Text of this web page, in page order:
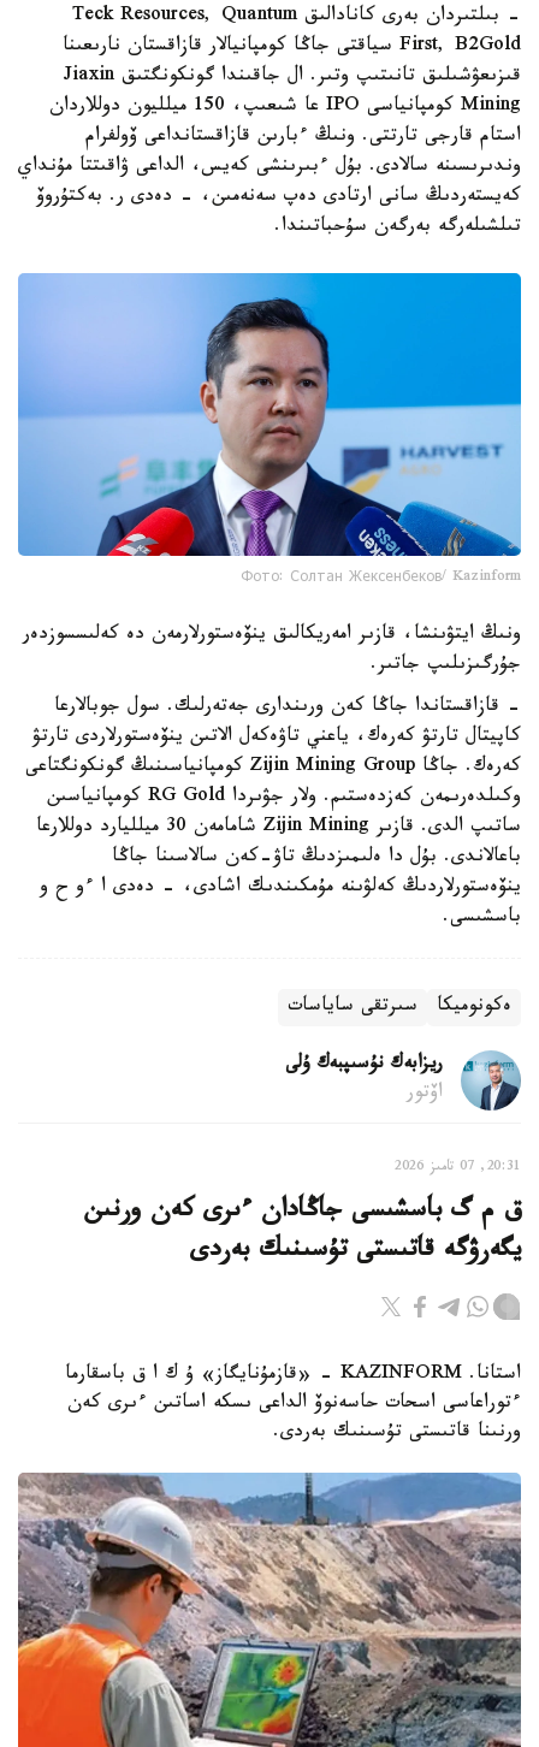
- بىلتىردان بەرى كانادالىق Teck Resources, Quantum
First, B2Gold سياقتى جاڭا كومپانيالار قازاقستان نارىعىنا
قىزىعۋشىلىق تانىتىپ وتىر. ال جاقىندا گونكونگتىق Jiaxin
Mining كومپانياسى IPO عا شىعىپ، 150 ميلليون دوللاردان
استام قارجى تارتتى. ونىڭ ءبارىن قازاقستانداعى ۆولفرام
وندىرىسىنە سالادى. بۇل ءبىرىنشى كەيس، الداعى ۋاقىتتا مۇنداي
كەيستەردىڭ سانى ارتادى دەپ سەنەمىن، - دەدى ر. بەكتۇروۆ
تىلشىلەرگە بەرگەن سۇحباتىندا.
Фото: Солтан Жексенбеков/ Kazinform
ونىڭ ايتۋىنشا، قازىر امەريكالىق ينۆەستورلارمەن دە كەلىسسوزدەر
جۇرگىزىلىپ جاتىر.
- قازاقستاندا جاڭا كەن ورىندارى جەتەرلىك. سول جوبالارعا
كاپيتال تارتۋ كەرەك، ياعني تاۋەكەل الاتىن ينۆەستورلاردى تارتۋ
كەرەك. جاڭا Zijin Mining Group كومپانياسىنىڭ گونكونگتاعى
وكىلدەرىمەن كەزدەستىم. ولار جۋىردا RG Gold كومپانياسىن
ساتىپ الدى. قازىر Zijin Mining شامامەن 30 ميلليارد دوللارعا
باعالاندى. بۇل دا ەلىمىزدىڭ تاۋ-كەن سالاسىنا جاڭا
ينۆەستورلاردىڭ كەلۋىنە مۇمكىندىك اشادى، - دەدى ا ءو ح و
باسشىسى.
ەكونوميكا سىرتقى ساياسات
ريزابەك نۇسىپبەك ۇلى
اۆتور
20:31, 07 تامىز 2026
ق م گ باسشىسى جاڭادان ءىرى كەن ورنىن
يگەرۋگە قاتىستى تۇسىنىك بەردى
استانا. KAZINFORM - «قازمۇنايگاز» ۇ ك ا ق باسقارما
ءتوراعاسى اسحات حاسەنوۆ الداعى ىسكە اساتىن ءىرى كەن
ورنىنا قاتىستى تۇسىنىك بەردى.